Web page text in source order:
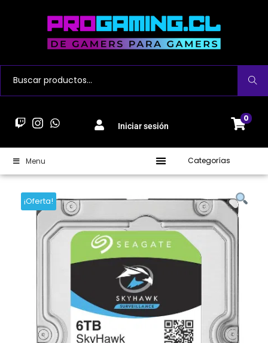
Buscar
Iniciar sesión
0
Menu Categorías
¡Oferta!